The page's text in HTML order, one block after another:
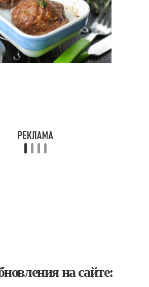
на сайте: